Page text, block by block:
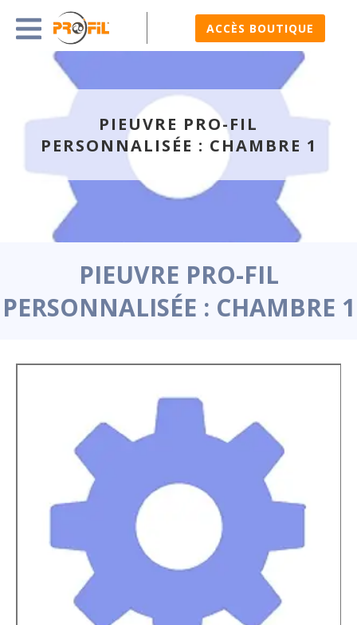
ACCÈS BOUTIQUE
PIEUVRE PRO-FIL
PERSONNALISÉE : CHAMBRE 1
PIEUVRE PRO-FIL
PERSONNALISÉE : CHAMBRE 1